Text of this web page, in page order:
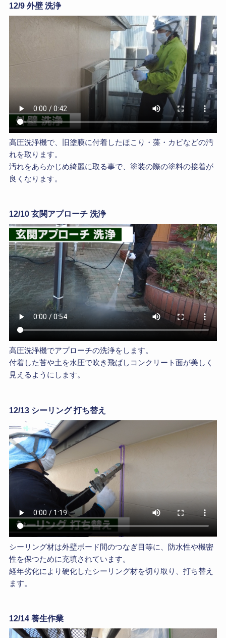
12/9 外壁 洗浄
高圧洗浄機で、旧塗膜に付着したほこり・藻・カビなどの汚
れを取ります。
汚れをあらかじめ綺麗に取る事で、塗装の際の塗料の接着が
良くなります。
12/10 玄関アプローチ 洗浄
高圧洗浄機でアプローチの洗浄をします。
付着した苔や土を水圧で吹き飛ばしコンクリート面が美しく
見えるようにします。
12/13 シーリング 打ち替え
シーリング材は外壁ボード間のつなぎ目等に、防水性や機密
性を保つために充填されています。
経年劣化により硬化したシーリング材を切り取り、打ち替え
ます。
12/14 養生作業